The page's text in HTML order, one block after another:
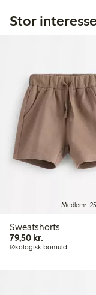
Stor
Medlem: -
Sweatshorts
79,50 kr.
Økologisk bomuld